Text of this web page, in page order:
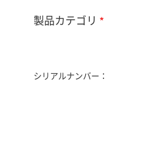
製品カテゴリ
シリアルナンバー：